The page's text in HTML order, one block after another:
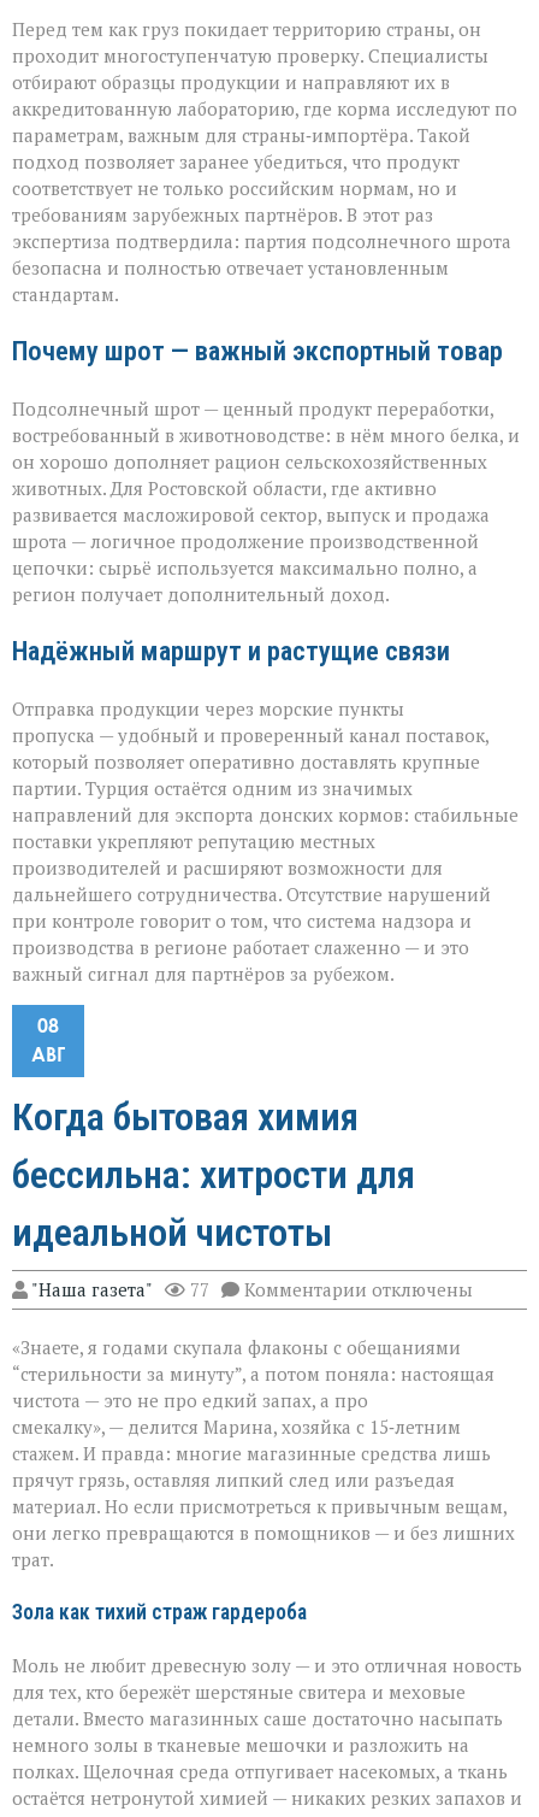
Перед тем как груз покидает территорию страны, он
проходит многоступенчатую проверку. Специалисты
отбирают образцы продукции и направляют их в
аккредитованную лабораторию, где корма исследуют по
параметрам, важным для страны‑импортёра. Такой
подход позволяет заранее убедиться, что продукт
соответствует не только российским нормам, но и
требованиям зарубежных партнёров. В этот раз
экспертиза подтвердила: партия подсолнечного шрота
безопасна и полностью отвечает установленным
стандартам.
Почему шрот — важный экспортный товар
Подсолнечный шрот — ценный продукт переработки,
востребованный в животноводстве: в нём много белка, и
он хорошо дополняет рацион сельскохозяйственных
животных. Для Ростовской области, где активно
развивается масложировой сектор, выпуск и продажа
шрота — логичное продолжение производственной
цепочки: сырьё используется максимально полно, а
регион получает дополнительный доход.
Надёжный маршрут и растущие связи
Отправка продукции через морские пункты
пропуска — удобный и проверенный канал поставок,
который позволяет оперативно доставлять крупные
партии. Турция остаётся одним из значимых
направлений для экспорта донских кормов: стабильные
поставки укрепляют репутацию местных
производителей и расширяют возможности для
дальнейшего сотрудничества. Отсутствие нарушений
при контроле говорит о том, что система надзора и
производства в регионе работает слаженно — и это
важный сигнал для партнёров за рубежом.
08
АВГ
Когда бытовая химия
бессильна: хитрости для
идеальной чистоты
"Наша газета" 77 Комментарии к
записи
бытовая
химия
хитрости
для
идеальной
чистоты
отключены
«Знаете, я годами скупала флаконы с обещаниями
“стерильности за минуту”, а потом поняла: настоящая
чистота — это не про едкий запах, а про
смекалку», — делится Марина, хозяйка с 15‑летним
стажем. И правда: многие магазинные средства лишь
прячут грязь, оставляя липкий след или разъедая
материал. Но если присмотреться к привычным вещам,
они легко превращаются в помощников — и без лишних
трат.
Зола как тихий страж гардероба
Моль не любит древесную золу — и это отличная новость
для тех, кто бережёт шерстяные свитера и меховые
детали. Вместо магазинных саше достаточно насыпать
немного золы в тканевые мешочки и разложить на
полках. Щелочная среда отпугивает насекомых, а ткань
остаётся нетронутой химией — никаких резких запахов и